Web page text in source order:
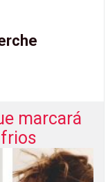
marcará